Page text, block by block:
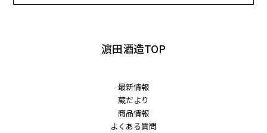
濵田酒造TOP
最新情報
蔵だより
商品情報
よくある質問